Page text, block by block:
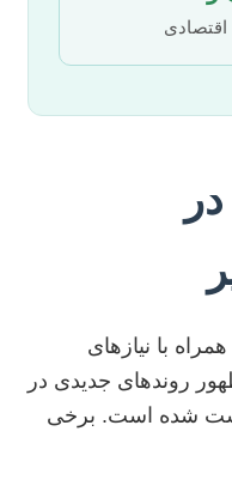
اقتصادی
با نیازهای
روندهای جدیدی در
شده است. برخی